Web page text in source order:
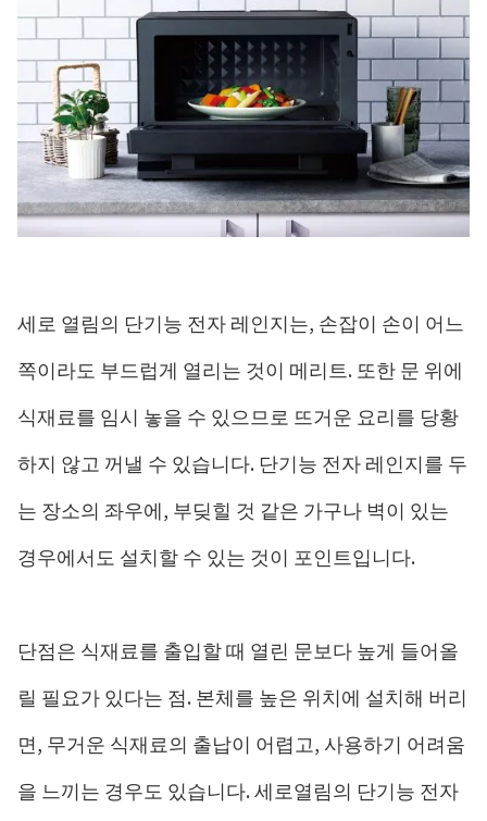
세로 열림의 단기능 전자 레인지는, 손잡이 손이 어느
쪽이라도 부드럽게 열리는 것이 메리트. 또한 문 위에
식재료를 임시 놓을 수 있으므로 뜨거운 요리를 당황
하지 않고 꺼낼 수 있습니다. 단기능 전자 레인지를 두
는 장소의 좌우에, 부딪힐 것 같은 가구나 벽이 있는
경우에서도 설치할 수 있는 것이 포인트입니다.
단점은 식재료를 출입할 때 열린 문보다 높게 들어올
릴 필요가 있다는 점. 본체를 높은 위치에 설치해 버리
면, 무거운 식재료의 출납이 어렵고, 사용하기 어려움
을 느끼는 경우도 있습니다. 세로열림의 단기능 전자